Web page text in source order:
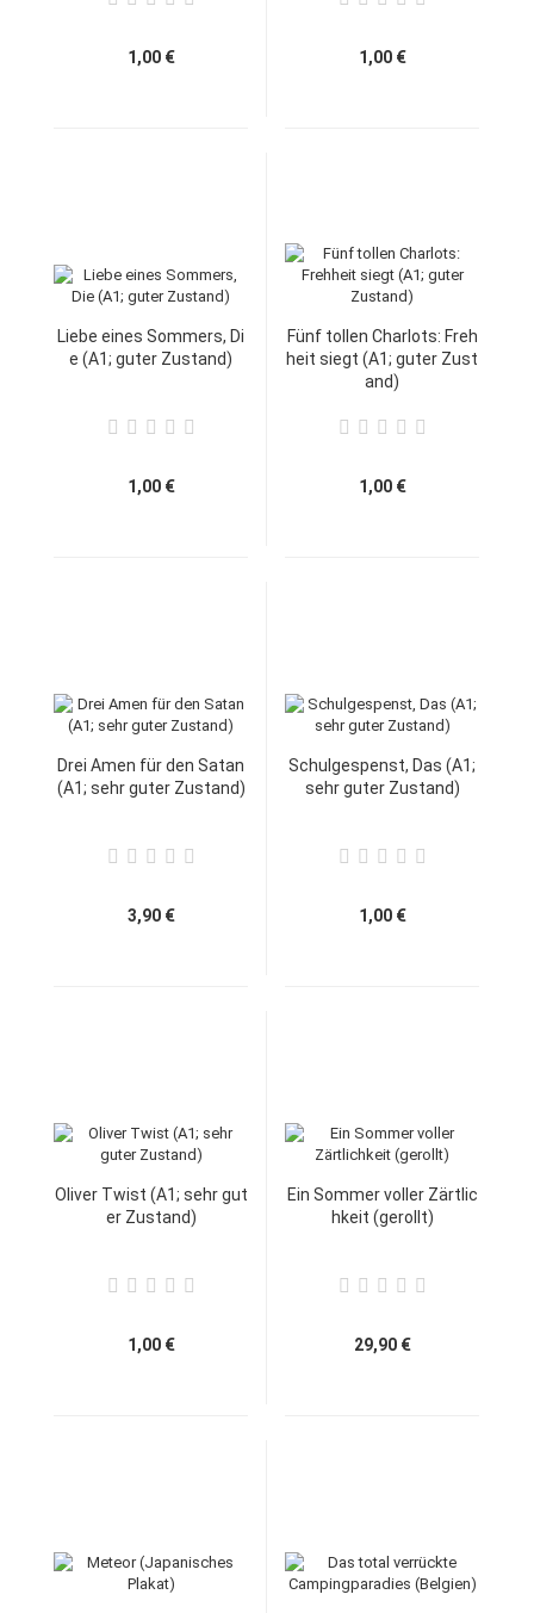
1,00 € 1,00 €
Liebe eines Sommers, Di
e (A1; guter Zustand)
1,00 €
Fünf tollen Charlots: Freh
heit siegt (A1; guter Zust
and)
1,00 €
Drei Amen für den Satan
(A1; sehr guter Zustand)
3,90 €
Schulgespenst, Das (A1;
sehr guter Zustand)
1,00 €
Oliver Twist (A1; sehr gut
er Zustand)
1,00 €
Ein Sommer voller Zärtlic
hkeit (gerollt)
29,90 €